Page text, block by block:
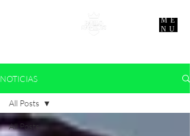
ME
NU
NOTICIAS
All Posts
All Posts